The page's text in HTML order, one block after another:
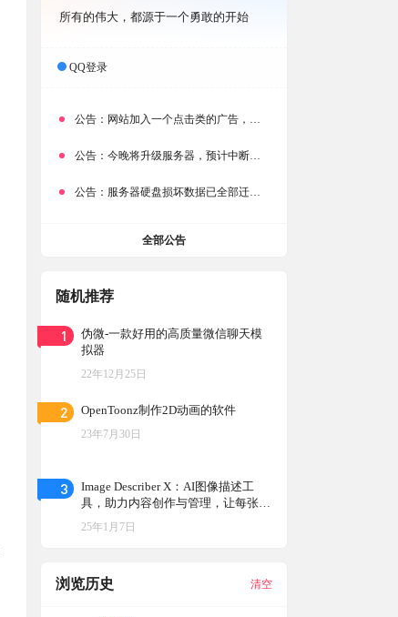
所有的伟大，都源于一个勇敢的开始
QQ登录
公告： 网站加入一个点击类的广告，大家点击下载按钮需要注意
公告： 今晚将升级服务器，预计中断时常为1分钟
公告： 服务器硬盘损坏数据已全部迁移备份，网站恢复完成！
全部公告
随机推荐
1
伪微-一款好用的高质量微信聊天模
拟器
22年12月25日
2 OpenToonz制作2D动画的软件
23年7月30日
3
Image Describer X：AI图像描述工
具，助力内容创作与管理，让每张图
片“说话”，能够将图片转化为详细准
确的文字描述
25年1月7日
浏览历史 清空